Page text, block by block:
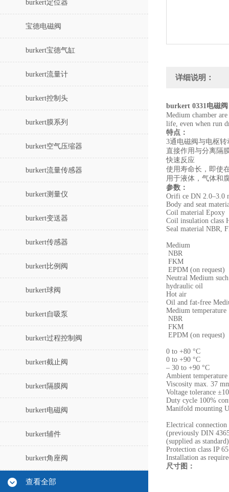
burkert定位器
宝德电磁阀
burkert宝德气缸
burkert流量计
burkert控制头
burkert膜系列
burkert空气压缩器
burkert流量传感器
burkert测量仪
burkert变送器
burkert传感器
burkert比例阀
burkert球阀
burkert自吸泵
burkert过程控制阀
burkert截止阀
burkert隔膜阀
burkert电磁阀
burkert辅件
burkert角座阀
查看全部
详细说明：
burkert 0331电磁
Medium chamber
life, even when run
特点：
3通电磁阀与电枢
直接作用与分离隔
快速反应
使用寿命长，即使
用于液体，气体和
参数：
Orifi ce DN 2.0–3.0
Body and seat
Coil material Epoxy
Coil insulation class
Seal material NBR,
Medium
NBR
FKM
EPDM (on request)
Neutral Medium
hydraulic oil
Hot air
Oil and fat-free
Medium temperature
NBR
FKM
EPDM (on request)
0 to +80 °C
0 to +90 °C
– 30 to +90 °C
Ambient
Viscosity max. 37
Voltage tolerance
Duty cycle 100%
Manifold mounting
Electrical
(previously DIN
(supplied as standard)
Protection class IP
Installation as
尺寸图：